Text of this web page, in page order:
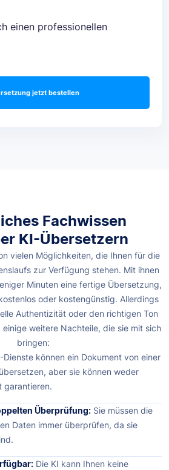
einen professionellen
jetzt bestellen
Fachwissen
KI-Übersetzern
vielen Möglichkeiten, die Ihnen für die
zur Verfügung stehen. Mit ihnen
Minuten eine fertige Übersetzung,
oder kostengünstig. Allerdings
Authentizität oder den richtigen Ton
einige weitere Nachteile, die sie mit sich
bringen:
Dienste können ein Dokument von einer
aber sie können weder
garantieren.
Überprüfung: Sie müssen die
Daten immer überprüfen, da sie
Die KI kann Ihnen keine